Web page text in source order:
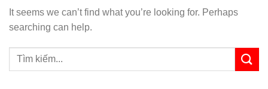
It seems we can’t find what you’re looking for. Perhaps
searching can help.